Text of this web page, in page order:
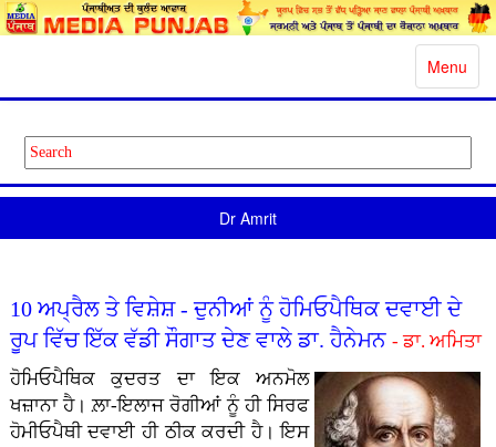
Toggle
Menu
Dr Amrit
10 ਅਪ੍ਰੈਲ ਤੇ ਵਿਸ਼ੇਸ਼ - ਦੁਨੀਆਂ ਨੂੰ ਹੋਮਿਓਪੈਥਿਕ ਦਵਾਈ ਦੇ
ਰੂਪ ਵਿੱਚ ਇੱਕ ਵੱਡੀ ਸੌਗਾਤ ਦੇਣ ਵਾਲੇ ਡਾ. ਹੈਨੇਮਨ - ਡਾ. ਅਮਿਤਾ
ਹੋਮਿਓਪੈਥਿਕ ਕੁਦਰਤ ਦਾ ਇਕ ਅਨਮੋਲ
ਖਜ਼ਾਨਾ ਹੈ। ਲ਼ਾ-ਇਲਾਜ ਰੋਗੀਆਂ ਨੂੰ ਹੀ ਸਿਰਫ
ਹੋਮੀਓਪੈਥੀ ਦਵਾਈ ਹੀ ਠੀਕ ਕਰਦੀ ਹੈ। ਇਸ